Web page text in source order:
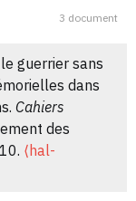
3 document
guerrier sans
dans
Cahiers
des
⟨hal-